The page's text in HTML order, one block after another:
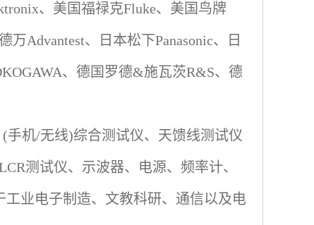
、美国福禄克Fluke、美国鸟牌
万Advantest、日本松下Panasonic、日
、德国罗德&施瓦茨R&S、德
(手机/无线)综合测试仪、天馈线测试仪
测试仪、示波器、电源、频率计、
业电子制造、文教科研、通信以及电